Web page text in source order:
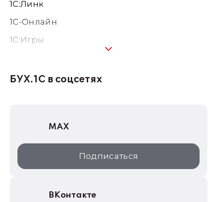
1С:Линк
1С-Онлайн
1C:Игры
1С:Консалтинг
1С:Дистрибьюция
1С:Образование
ИТС.1C.ru
БУХ.1С в соцсетях
MAX
Подписаться
ВКонтакте